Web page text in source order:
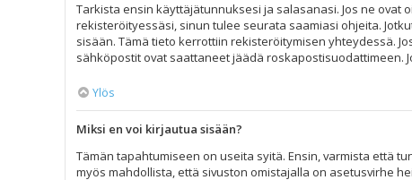
Tarkista ensin käyttäjätunnuksesi ja salasanasi. Jos ne ovat
rekisteröityessäsi, sinun tulee seurata saamiasi ohjeita.
sisään. Tämä tieto kerrottiin rekisteröitymisen yhteydessä.
sähköpostit ovat saattaneet jäädä roskapostisuodattimeen.
Ylös
Miksi en voi kirjautua sisään?
Tämän tapahtumiseen on useita syitä. Ensin, varmista että
myös mahdollista, että sivuston omistajalla on asetusvirhe